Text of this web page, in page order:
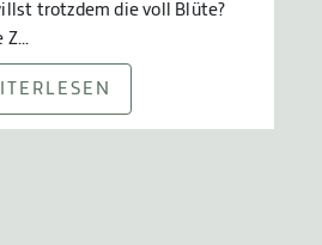
trotzdem die voll Blüte?
Z...